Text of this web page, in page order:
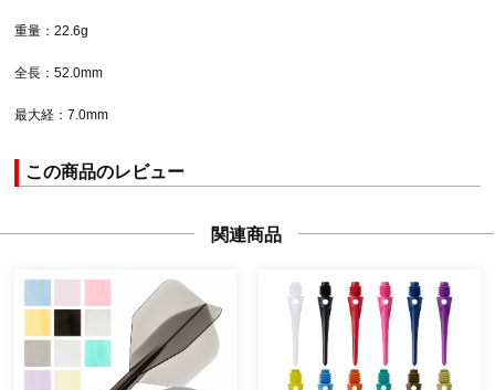
重量：22.6g
全長：52.0mm
最大経：7.0mm
この商品のレビュー
関連商品